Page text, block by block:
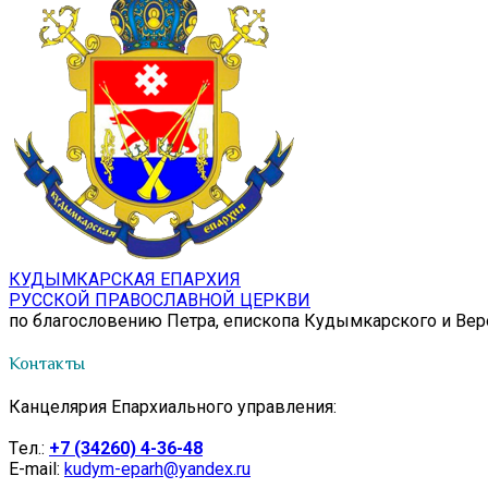
КУДЫМКАРСКАЯ ЕПАРХИЯ
РУССКОЙ ПРАВОСЛАВНОЙ ЦЕРКВИ
по благословению Петра, епископа Кудымкарского и
Контакты
Канцелярия Епархиального управления:
Tел.: +7 (34260) 4-36-48
E-mail: kudym-eparh@yandex.ru